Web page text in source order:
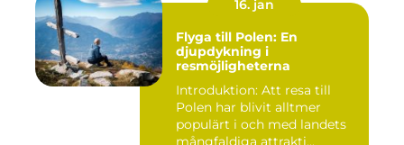
16. jan
Flyga till Polen: En
djupdykning i
resmöjligheterna
Introduktion: Att resa till
Polen har blivit alltmer
populärt i och med landets
mångfaldiga attrakti...